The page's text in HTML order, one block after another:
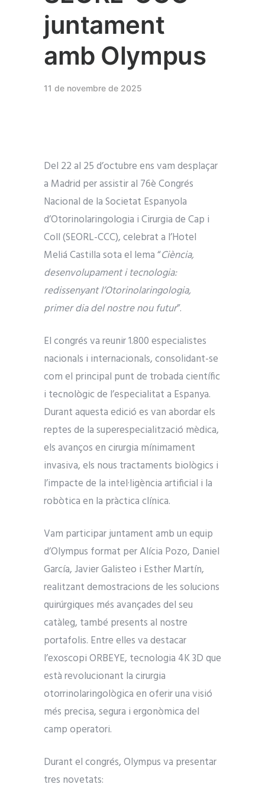
juntament
amb Olympus
11 de novembre de 2025
Del 22 al 25 d’octubre ens vam desplaçar
a Madrid per assistir al 76è Congrés
Nacional de la Societat Espanyola
d’Otorinolaringologia i Cirurgia de Cap i
Coll (SEORL-CCC), celebrat a l’Hotel
Meliá Castilla sota el lema “Ciència,
desenvolupament i tecnologia:
redissenyant l’Otorinolaringologia,
primer dia del nostre nou futur”.
El congrés va reunir 1.800 especialistes
nacionals i internacionals, consolidant-se
com el principal punt de trobada científic
i tecnològic de l’especialitat a Espanya.
Durant aquesta edició es van abordar els
reptes de la superespecialització mèdica,
els avanços en cirurgia mínimament
invasiva, els nous tractaments biològics i
l’impacte de la intel·ligència artificial i la
robòtica en la pràctica clínica.
Vam participar juntament amb un equip
d’Olympus format per Alícia Pozo, Daniel
García, Javier Galisteo i Esther Martín,
realitzant demostracions de les solucions
quirúrgiques més avançades del seu
catàleg, també presents al nostre
portafolis. Entre elles va destacar
l’exoscopi ORBEYE, tecnologia 4K 3D que
està revolucionant la cirurgia
otorrinolaringològica en oferir una visió
més precisa, segura i ergonòmica del
camp operatori.
Durant el congrés, Olympus va presentar
tres novetats: